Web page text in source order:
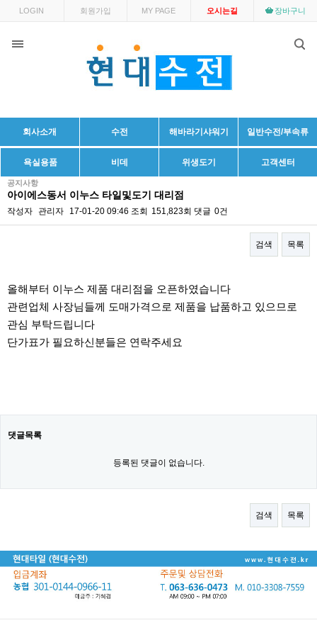
LOGIN 회원가입 MY PAGE 오시는길 장바구니
회사소개 수전 해바라기샤워기 일반수전/부속류
욕실용품 비데 위생도기 고객센터
공지사항
아이에스동서 이누스 타일및도기 대리점
작성자 관리자 17-01-20 09:46 조회 151,823회 댓글 0건
검색 목록
올해부터 이누스 제품 대리점을 오픈하였습니다
관련업체 사장님들께 도매가격으로 제품을 납품하고 있으므로
관심 부탁드립니다
단가표가 필요하신분들은 연락주세요
댓글목록
등록된 댓글이 없습니다.
검색 목록